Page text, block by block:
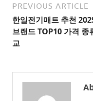
사
이
트
2
천
PREVIOUS ARTICLE
한일전기매트 추천
브랜드 TOP10 가격 종
교